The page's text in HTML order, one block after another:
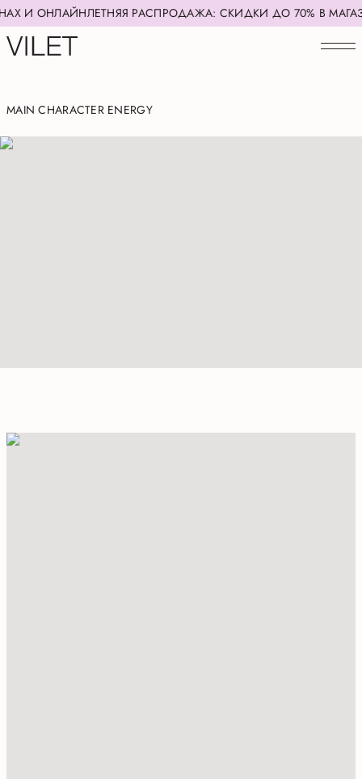
ЛЕТНЯЯ РАСПРОДАЖА: СКИДКИ ДО 70% В МАГАЗИНАХ И
MAIN CHARACTER ENERGY